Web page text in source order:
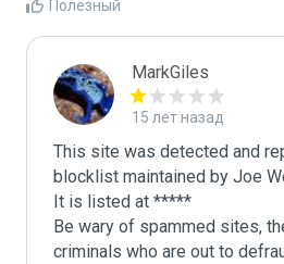
Полезный
MarkGiles
15 лет назад
This site was detected and
blocklist maintained by Joe
It is listed at *****
Be wary of spammed sites,
criminals who are out to